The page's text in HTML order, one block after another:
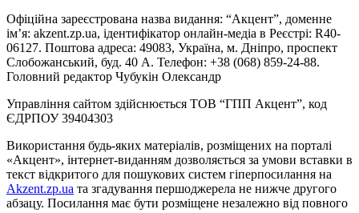
Офіційна зареєстрована назва видання: “Акцент”, доменне
ім’я: akzent.zp.ua, ідентифікатор онлайн-медіа в Реєстрі: R40-
06127. Поштова адреса: 49083, Україна, м. Дніпро, проспект
Слобожанський, буд. 40 А. Телефон: +38 (068) 859-24-88.
Головний редактор Чубукін Олександр
Управління сайтом здійснюється ТОВ “ГПП Акцент”, код
ЄДРПОУ 39404303
Використання будь-яких матеріалів, розміщених на порталі
«Акцент», інтернет-виданням дозволяється за умови вставки в
текст відкритого для пошукових систем гіперпосилання на
Akzent.zp.ua та згадування першоджерела не нижче другого
абзацу. Посилання має бути розміщене незалежно від повного